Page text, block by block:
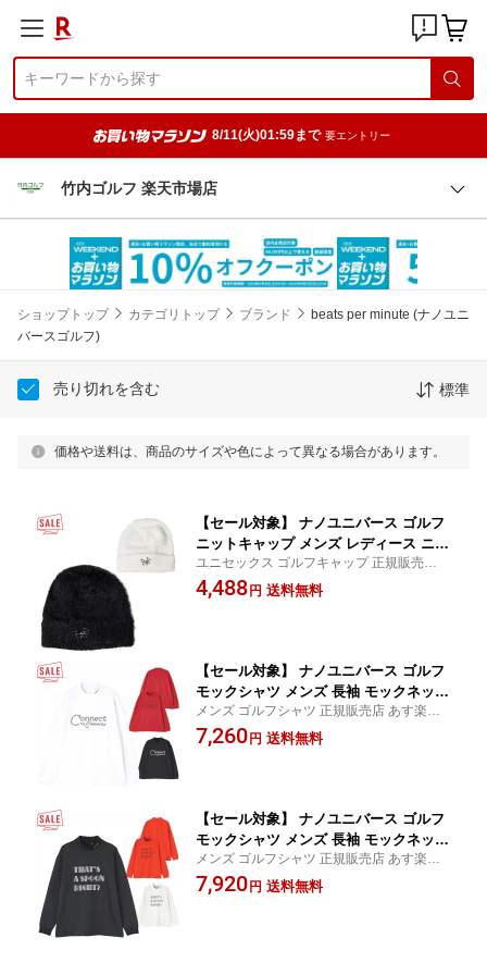
8/11(火)01:59まで 要エントリー
竹内ゴルフ 楽天市場店
ショップトップ カテゴリトップ ブランド
beats per minute (ナノユニ
バースゴルフ)
売り切れを含む 標準
価格や送料は、商品のサイズや色によって異なる場合があります。
【セール対象】 ナノユニバース ゴルフ
ニットキャップ メンズ レディース ニッ
ト帽 帽子 ゴルフキャップ ゴルフウェア
無地 刺繍 ロゴ ブランド 0303287002 be
ユニセックス ゴルフキャップ 正規販売店
全国送料無料 あす楽対応（土日祝除く）
4,488円 送料無料
【セール対象】 ナノユニバース ゴルフ
モックシャツ メンズ 長袖 モックネック
シャツ ゴルフウェア 吸水速乾 ブランド
無地 秋 冬 0304266101 beats per minut
メンズ ゴルフシャツ 正規販売店 あす楽対
応（土日祝除く）
7,260円 送料無料
【セール対象】 ナノユニバース ゴルフ
モックシャツ メンズ 長袖 モックネック
シャツ ゴルフウェア 遠赤外線保温 ブラ
ンド 無地 秋 冬 0304266102 beats per
メンズ ゴルフシャツ 正規販売店 あす楽対
応（土日祝除く）
7,920円 送料無料